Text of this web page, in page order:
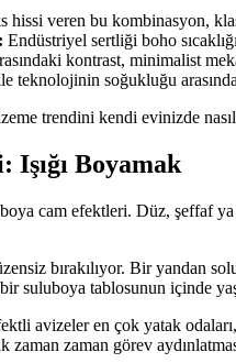
hissi veren bu kombinasyon,
Endüstriyel sertliği boho
kontrast, minimalist
ile teknolojinin soğukluğu
trendini kendi evinizde
Işığı Boyamak
cam efektleri. Düz, şeffaf
bırakılıyor. Bir yandan
suluboya tablosunun içinde
avizeler en çok yatak
zaman görev